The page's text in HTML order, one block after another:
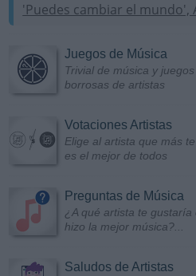
'Puedes cambiar el mundo',
Juegos de Música
Trivial de música y
borrosas de artistas
Votaciones Artistas
Elige al artista que más
es el mejor de todos
Preguntas de Música
¿A qué artista te
hizo la mejor música?...
Saludos de Artistas